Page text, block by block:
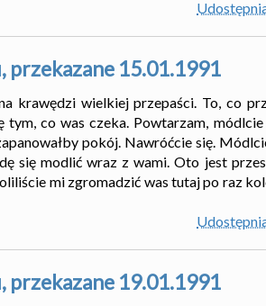
przekazane 15.01.1991
krawędzi wielkiej przepaści. To, co
co was czeka. Powtarzam,
pokój. Nawróćcie się.
się modlić wraz z wami. Oto jest
mi zgromadzić was tutaj po raz
przekazane 19.01.1991